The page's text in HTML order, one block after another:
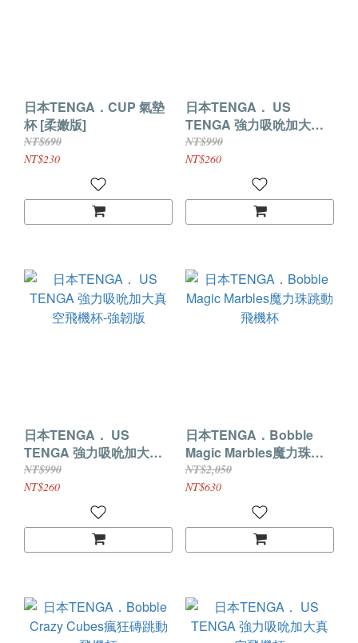
日本TENGA．CUP 氣墊
杯 [柔嫩版]
NT$690
NT$230
日本TENGA． US
TENGA 強力吸吮加大真
空飛機杯-柔嫩版
NT$990
NT$260
日本TENGA． US
TENGA 強力吸吮加大真
空飛機杯-強韌版
NT$990
NT$260
日本TENGA．Bobble
Magic Marbles魔力珠跳
動飛機杯
NT$2,050
NT$630